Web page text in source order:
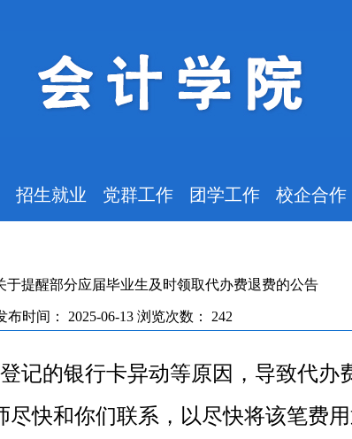
招生就业 党群工作 团学工作 校企合作
于提醒部分应届毕业生及时领取代办费退费的公告
布时间： 2025-06-13 浏览次数： 242
记的银行卡异动等原因，导致代办
快和你们联系，以尽快将该笔费